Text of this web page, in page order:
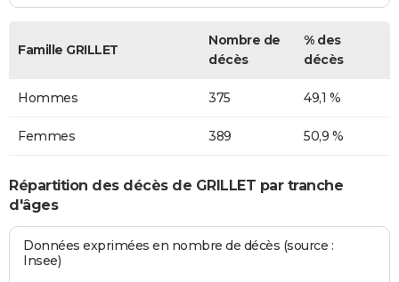
Famille GRILLET
Nombre de
décès
% des
décès
Hommes 375 49,1 %
Femmes 389 50,9 %
Répartition des décès de GRILLET par tranche
d'âges
Données exprimées en nombre de décès (source :
Insee)